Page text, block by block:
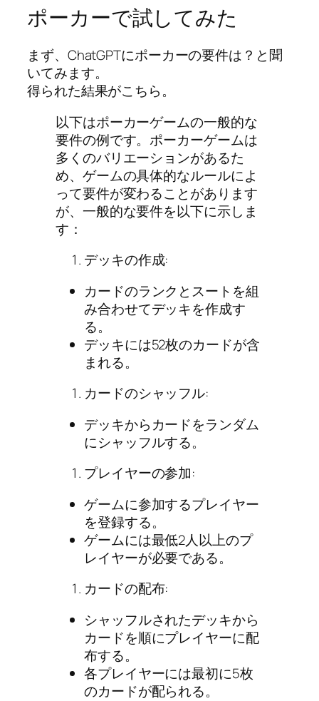
ポーカーで試してみた
まず、ChatGPTにポーカーの要件は？と聞
いてみます。
得られた結果がこちら。
以下はポーカーゲームの一般的な
要件の例です。ポーカーゲームは
多くのバリエーションがあるた
め、ゲームの具体的なルールによ
って要件が変わることがあります
が、一般的な要件を以下に示しま
す：
デッキの作成:
カードのランクとスートを組
み合わせてデッキを作成す
る。
デッキには52枚のカードが含
まれる。
カードのシャッフル:
デッキからカードをランダム
にシャッフルする。
プレイヤーの参加:
ゲームに参加するプレイヤー
を登録する。
ゲームには最低2人以上のプ
レイヤーが必要である。
カードの配布:
シャッフルされたデッキから
カードを順にプレイヤーに配
布する。
各プレイヤーには最初に5枚
のカードが配られる。